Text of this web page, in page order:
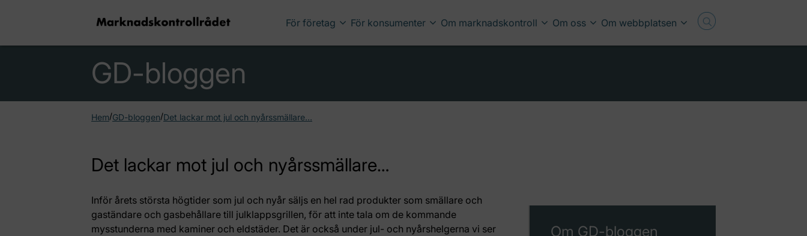
För företag För konsumenter Om marknadskontroll Om oss Om webbplatsen
Hem/GD-bloggen/Det lackar mot jul och nyårssmällare…
GD-bloggen
Det lackar mot jul och nyårssmällare…
Inför årets största högtider som jul och nyår säljs en hel rad produkter som smällare och
gaständare och gasbehållare till julklappsgrillen, för att inte tala om de kommande
mysstunderna med kaminer och eldstäder. Det är också under jul- och nyårshelgerna vi ser
Om GD-bloggen